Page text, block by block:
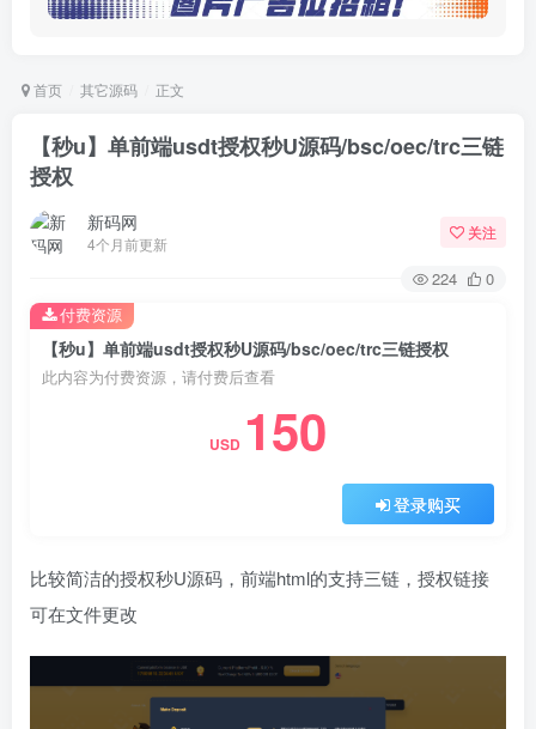
首页 其它源码 正文
【秒u】单前端usdt授权秒U源码/bsc/oec/trc三链
授权
新码网
4个月前更新
关注
224 0
【秒u】单前端usdt授权秒U源码/bsc/oec/trc三链授权
此内容为付费资源，请付费后查看
USD 150
登录购买
付费资源
比较简洁的授权秒U源码，前端html的支持三链，授权链接
可在文件更改